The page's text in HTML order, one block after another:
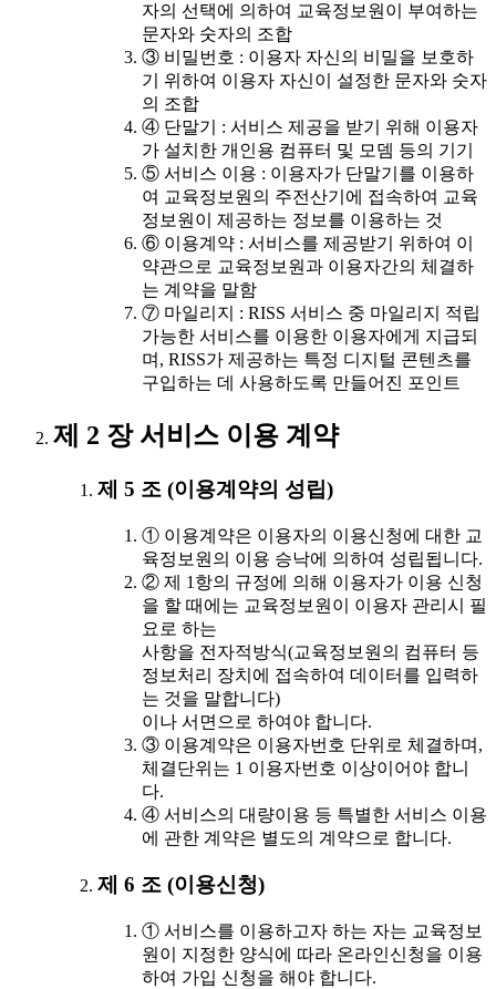
자의 선택에 의하여 교육정보원이 부여하는
문자와 숫자의 조합
③ 비밀번호 : 이용자 자신의 비밀을 보호하
기 위하여 이용자 자신이 설정한 문자와 숫자
의 조합
④ 단말기 : 서비스 제공을 받기 위해 이용자
가 설치한 개인용 컴퓨터 및 모뎀 등의 기기
⑤ 서비스 이용 : 이용자가 단말기를 이용하
여 교육정보원의 주전산기에 접속하여 교육
정보원이 제공하는 정보를 이용하는 것
⑥ 이용계약 : 서비스를 제공받기 위하여 이
약관으로 교육정보원과 이용자간의 체결하
는 계약을 말함
⑦ 마일리지 : RISS 서비스 중 마일리지 적립
가능한 서비스를 이용한 이용자에게 지급되
며, RISS가 제공하는 특정 디지털 콘텐츠를
구입하는 데 사용하도록 만들어진 포인트
제 2 장 서비스 이용 계약
제 5 조 (이용계약의 성립)
① 이용계약은 이용자의 이용신청에 대한 교
육정보원의 이용 승낙에 의하여 성립됩니다.
② 제 1항의 규정에 의해 이용자가 이용 신청
을 할 때에는 교육정보원이 이용자 관리시 필
요로 하는
사항을 전자적방식(교육정보원의 컴퓨터 등
정보처리 장치에 접속하여 데이터를 입력하
는 것을 말합니다)
이나 서면으로 하여야 합니다.
③ 이용계약은 이용자번호 단위로 체결하며,
체결단위는 1 이용자번호 이상이어야 합니
다.
④ 서비스의 대량이용 등 특별한 서비스 이용
에 관한 계약은 별도의 계약으로 합니다.
제 6 조 (이용신청)
① 서비스를 이용하고자 하는 자는 교육정보
원이 지정한 양식에 따라 온라인신청을 이용
하여 가입 신청을 해야 합니다.